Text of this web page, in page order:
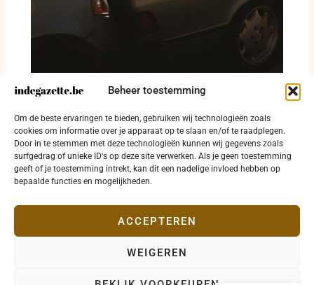
Beheer toestemming
Om de beste ervaringen te bieden, gebruiken wij technologieën zoals
cookies om informatie over je apparaat op te slaan en/of te raadplegen.
Door in te stemmen met deze technologieën kunnen wij gegevens zoals
surfgedrag of unieke ID's op deze site verwerken. Als je geen toestemming
geeft of je toestemming intrekt, kan dit een nadelige invloed hebben op
bepaalde functies en mogelijkheden.
ACCEPTEREN
WEIGEREN
Twee verkeersongevallen in Ichtegem op
één dag
31 juli 2026
Copyright © 2026 indegazette.be |Privacy